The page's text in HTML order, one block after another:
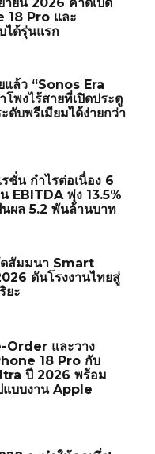
18 Pro และ
ด้รุ่นแรก
แล้ว “Sonos Era
โพงไร้สายที่เปิดประตู
ดับพรีเมียมได้ง่ายกว่า
ชั่น กำไรต่อเนื่อง 6
EBITDA พุ่ง 13.5%
ผล 5.2 พันล้านบาท
สัมมนา Smart
ดันโรงงานไทยสู่
ยะ
Order และวาง
18 Pro กับ
ปี 2026 พร้อม
แบบงาน Apple